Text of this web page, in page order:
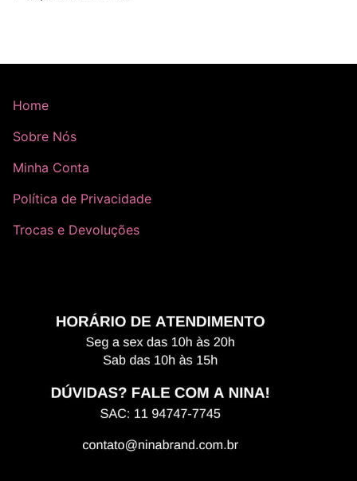
Home
Sobre Nós
Minha Conta
Política de Privacidade
Trocas e Devoluções